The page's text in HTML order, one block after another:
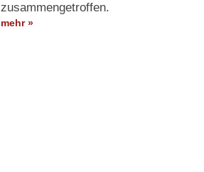
zusammengetroffen.
mehr »